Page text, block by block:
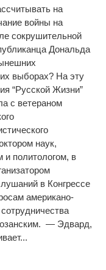
на
войны на
сокрушительной
Дональда
выборах? На эту
“Русской Жизни”
с ветераном
наук,
и политологом, в
в Конгрессе
американо-
— Эдвард,